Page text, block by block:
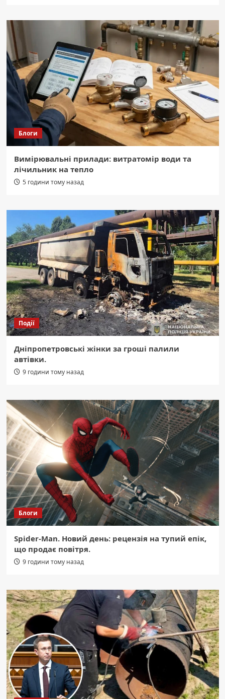
Блоги
Вимірювальні прилади: витратомір води та
лічильник на тепло
5 години тому назад
Події
Дніпропетровські жінки за гроші палили
автівки.
9 години тому назад
Блоги
Spider-Man. Новий день: рецензія на тупий епік,
що продає повітря.
9 години тому назад